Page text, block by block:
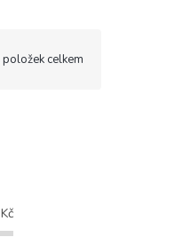
položek celkem
Kč